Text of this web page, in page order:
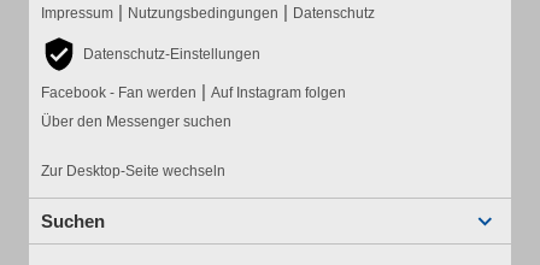
Impressum | Nutzungsbedingungen | Datenschutz
Datenschutz-Einstellungen
Facebook - Fan werden | Auf Instagram folgen
Über den Messenger suchen
Zur Desktop-Seite wechseln
Suchen